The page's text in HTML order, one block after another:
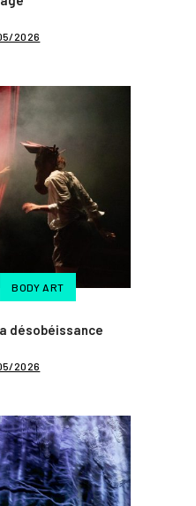
2026
BODY ART
désobéissance
2026